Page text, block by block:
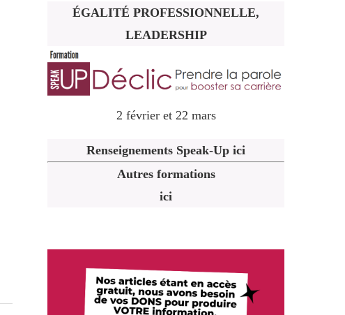
ÉGALITÉ PROFESSIONNELLE,
LEADERSHIP
2 février et 22 mars
Renseignements Speak-Up ici
Autres formations
ici